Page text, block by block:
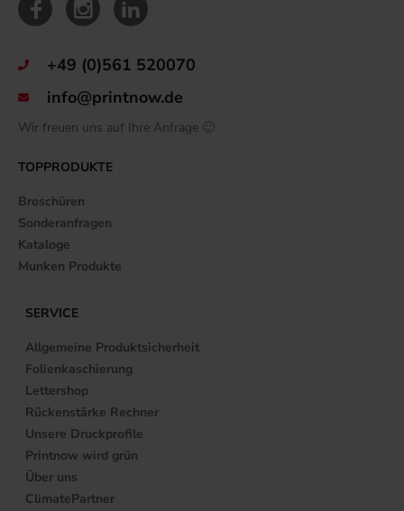
+49 (0)561 520070
info@printnow.de
Wir freuen uns auf Ihre Anfrage 🙂
TOPPRODUKTE
Broschüren
Sonderanfragen
Kataloge
Munken Produkte
SERVICE
Allgemeine Produktsicherheit
Folienkaschierung
Lettershop
Rückenstärke Rechner
Unsere Druckprofile
Printnow wird grün
Über uns
ClimatePartner